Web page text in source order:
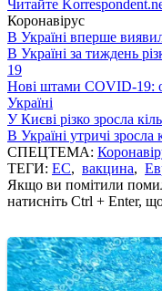
Читайте
Коронавірус
В Україні вперше
В Україні за тиждень
19
Нові штами COVID-19:
Україні
У Києві різко зросла
В Україні утричі
СПЕЦТЕМА:
ТЕГИ: ЕС, вакцина,
Якщо ви помітили
натисніть Ctrl + Enter,